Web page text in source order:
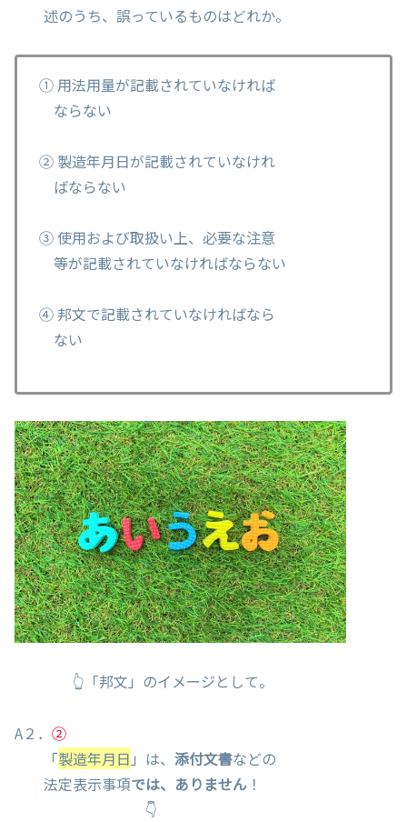
述のうち、誤っているものはどれか。
① 用法用量が記載されていなければ
ならない
② 製造年月日が記載されていなけれ
ばならない
③ 使用および取扱い上、必要な注意
等が記載されていなければならない
④ 邦文で記載されていなければなら
ない
👆「邦文」のイメージとして。
A２． ②
「製造年月日 」は、 添付文書などの
法定表示事項では、ありません ！
👇